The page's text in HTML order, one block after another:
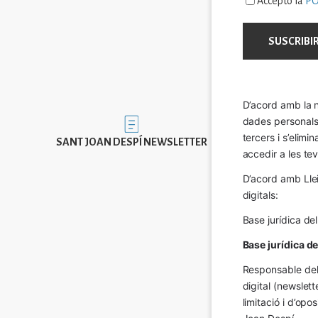
Imatge
SANT JOAN DESPÍ NEWSLETTER
D’acord amb
dades
tercers i
accedir a les
D’acord amb
digitals:
Base jurídica
Base jurídica
Responsable
digital
limitació i